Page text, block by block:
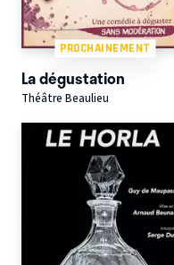
PROCHAINEMENT
La dégustation
Théâtre Beaulieu